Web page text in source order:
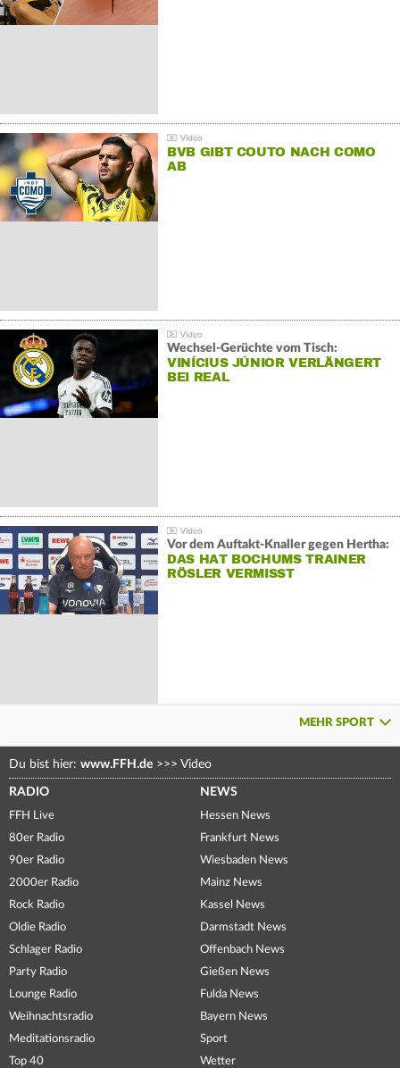
BVB GIBT COUTO NACH COMO
AB
Wechsel-Gerüchte vom Tisch:
VINÍCIUS JÚNIOR VERLÄNGERT
BEI REAL
Vor dem Auftakt-Knaller gegen Hertha:
DAS HAT BOCHUMS TRAINER
RÖSLER VERMISST
MEHR SPORT
Du bist hier: www.FFH.de >>> Video
RADIO
FFH Live
80er Radio
90er Radio
2000er Radio
Rock Radio
Oldie Radio
Schlager Radio
Party Radio
Lounge Radio
Weihnachtsradio
Meditationsradio
Top 40
NEWS
Hessen News
Frankfurt News
Wiesbaden News
Mainz News
Kassel News
Darmstadt News
Offenbach News
Gießen News
Fulda News
Bayern News
Sport
Wetter